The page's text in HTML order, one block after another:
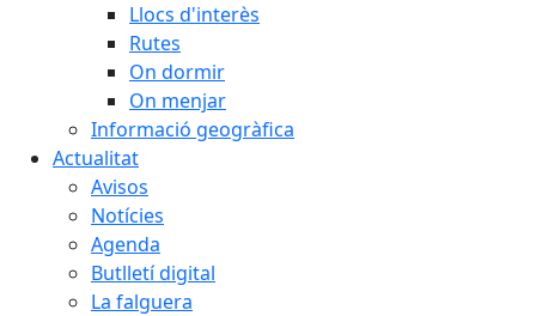
Llocs d'interès
Rutes
On dormir
On menjar
Informació geogràfica
Actualitat
Avisos
Notícies
Agenda
Butlletí digital
La falguera